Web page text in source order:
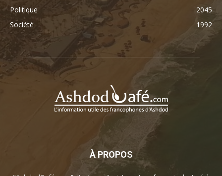
Politique
2045
Société
1992
À PROPOS